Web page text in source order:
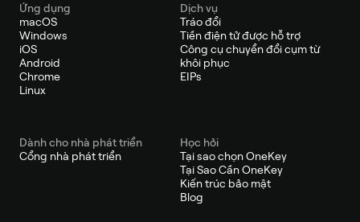
Ứng dụng
macOS
Windows
iOS
Android
Chrome
Linux
Dịch vụ
Tráo đổi
Tiền điện tử được hỗ trợ
Công cụ chuyển đổi cụm từ
khôi phục
EIPs
Dành cho nhà phát triển
Cổng nhà phát triển
Học hỏi
Tại sao chọn OneKey
Tại Sao Cần OneKey
Kiến trúc bảo mật
Blog